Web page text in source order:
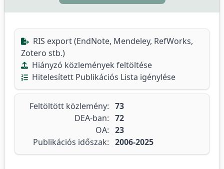
RIS export (EndNote, Mendeley, RefWorks,
Zotero stb.)
Hiányzó közlemények feltöltése
Hitelesített Publikációs Lista igénylése
Feltöltött közlemény: 73
DEA-ban: 72
OA: 23
Publikációs időszak: 2006-2025